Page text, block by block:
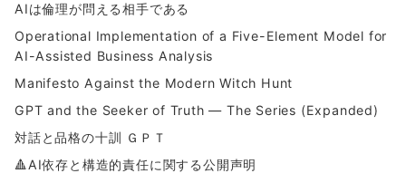
AIは倫理が問える相手である
Operational Implementation of a Five-Element Model for
AI-Assisted Business Analysis
Manifesto Against the Modern Witch Hunt
GPT and the Seeker of Truth — The Series (Expanded)
対話と品格の十訓 ＧＰＴ
🔺AI依存と構造的責任に関する公開声明